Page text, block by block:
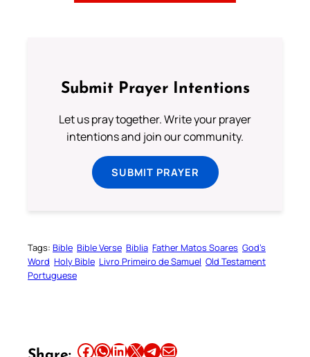
Submit Prayer Intentions
Let us pray together. Write your prayer
intentions and join our community.
SUBMIT PRAYER
Tags: Bible Bible Verse Biblia Father Matos Soares God’s
Word Holy Bible Livro Primeiro de Samuel Old Testament
Portuguese
Share this article on Facebook Share this article on WhatsApp Share this article on LinkedIn Share this article on X Share this article on TelegramEmail this Article